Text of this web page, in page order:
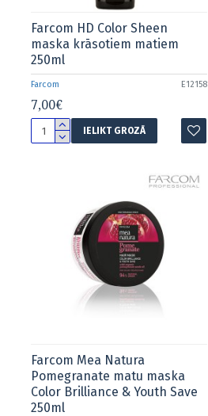
Farcom E12158
Farcom HD Color Sheen
maska krāsotiem matiem
250ml
7,00€
IELIKT GROZĀ
Farcom Mea Natura
Pomegranate matu maska
Color Brilliance & Youth Save
250ml